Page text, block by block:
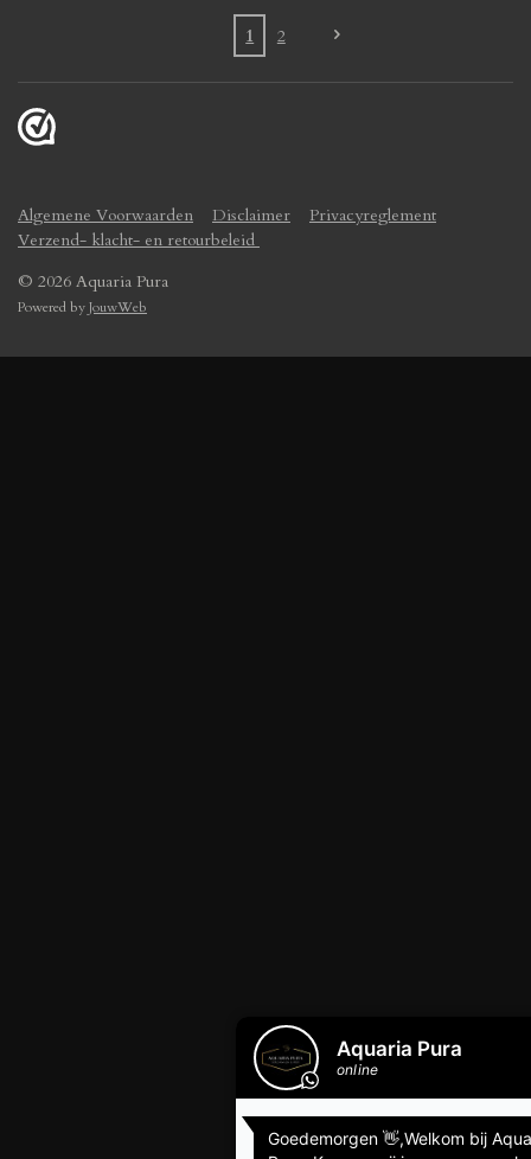
1 2
Algemene Voorwaarden Disclaimer
Privacyreglement
Verzend- klacht- en retourbeleid
© 2026 Aquaria Pura
Powered byJouwWeb